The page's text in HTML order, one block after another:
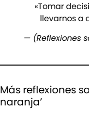
«Tomar
llevarnos a
— (Reflexiones
Más reflexiones
naranja’